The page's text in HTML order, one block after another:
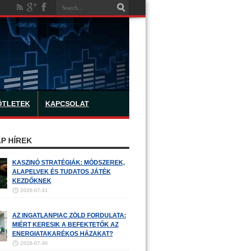
KAPCSOLAT
HÍREK
KASZINÓ STRATÉGIÁK: MÓDSZEREK,
ALAPELVEK ÉS TUDATOS JÁTÉK
KEZDŐKNEK
2026-07-31
AZ INGATLANPIAC ZÖLD FORDULATA:
MIÉRT KERESIK A BEFEKTETŐK AZ
ENERGIATAKARÉKOS HÁZAKAT?
2026-07-30